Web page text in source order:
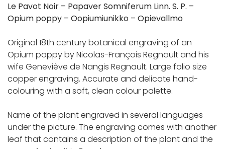
Le Pavot Noir – Papaver Somniferum Linn. S. P. –
Opium poppy – Oopiumiunikko – Opievallmo
Original 18th century botanical engraving of an
Opium poppy by Nicolas-François Regnault and his
wife Geneviève de Nangis Regnault. Large folio size
copper engraving. Accurate and delicate hand-
colouring with a soft, clean colour palette.
Name of the plant engraved in several languages
under the picture. The engraving comes with another
leaf that contains a description of the plant and the